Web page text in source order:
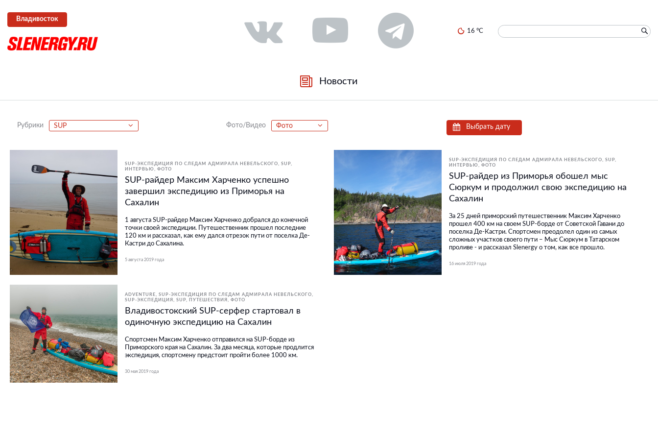
Владивосток
16 °C
Новости
Рубрики SUP Фото/Видео Фото Выбрать дату
SUP-ЭКСПЕДИЦИЯ ПО СЛЕДАМ АДМИРАЛА НЕВЕЛЬСКОГО
SUP
ИНТЕРВЬЮ
ФОТО
SUP-райдер Максим Харченко успешно
завершил экспедицию из Приморья на
Сахалин
1 августа SUP-райдер Максим Харченко добрался до конечной
точки своей экспедиции. Путешественник прошел последние
120 км и рассказал, как ему дался отрезок пути от поселка Де-
Кастри до Сахалина.
5 августа 2019 года
SUP-ЭКСПЕДИЦИЯ ПО СЛЕДАМ АДМИРАЛА НЕВЕЛЬСКОГО
SUP
ИНТЕРВЬЮ
ФОТО
SUP-райдер из Приморья обошел мыс
Сюркум и продолжил свою экспедицию на
Сахалин
За 25 дней приморский путешественник Максим Харченко
прошел 400 км на своем SUP-борде от Советской Гавани до
поселка Де-Кастри. Спортсмен преодолел один из самых
сложных участков своего пути – Мыс Сюркум в Татарском
проливе - и рассказал Slenergy о том, как все прошло.
16 июля 2019 года
ADVENTURE
SUP-ЭКСПЕДИЦИЯ ПО СЛЕДАМ АДМИРАЛА НЕВЕЛЬСКОГО
SUP-ЭКСПЕДИЦИЯ
SUP ПУТЕШЕСТВИЯ ФОТО
Владивостокский SUP-серфер стартовал в
одиночную экспедицию на Сахалин
Спортсмен Максим Харченко отправился на SUP-борде из
Приморского края на Сахалин. За два месяца, которые продлится
экспедиция, спортсмену предстоит пройти более 1000 км.
30 мая 2019 года